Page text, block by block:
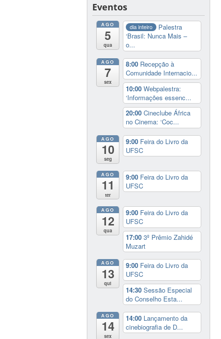
Eventos
AGO
5
qua
dia inteiro
Palestra
‘Brasil: Nunca Mais –
o...
AGO
7
sex
8:00 Recepção à
Comunidade Internacio...
10:00Webpalestra:
‘Informações essenc...
20:00Cineclube África
no Cinema: ‘Coc...
AGO
10
seg
9:00 Feira do Livro da
UFSC
AGO
11
ter
9:00 Feira do Livro da
UFSC
AGO
12
qua
9:00 Feira do Livro da
UFSC
17:003º Prêmio Zahidé
Muzart
AGO
13
qui
9:00 Feira do Livro da
UFSC
14:30Sessão Especial
do Conselho Esta...
AGO
14
sex
14:00 Lançamento da
cinebiografia de D...